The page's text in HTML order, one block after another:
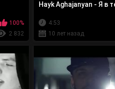
100%
2 832
Hayk Aghajanyan - Я в
4:53
10 лет назад